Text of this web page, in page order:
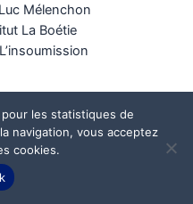
Mélenchon
La Boétie
communication
les statistiques de
navigation, vous acceptez
cookies.